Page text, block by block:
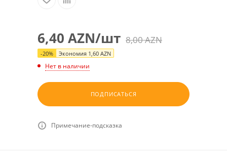
6,40 AZN/шт 8,00AZN
-20% Экономия 1,60 AZN
Нет в наличии
ПОДПИСАТЬСЯ
Примечание-подсказка